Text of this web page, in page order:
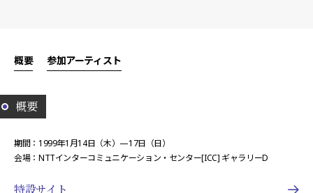
概要 参加アーティスト
概要
期間：1999年1月14日（木）—17日（日）
会場：NTTインターコミュニケーション・センター[ICC] ギャラリーD
特設サイト